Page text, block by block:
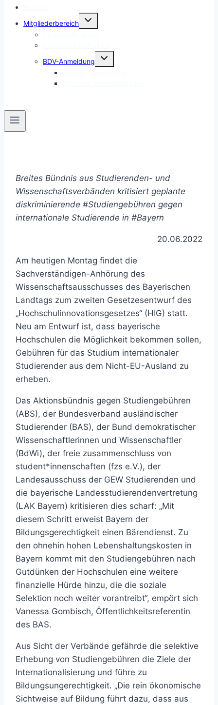
Mitgliederbereich
Untermenü
BDV-Anmeldung
Untermenü
Breites Bündnis aus Studierenden- und
Wissenschaftsverbänden kritisiert geplante
diskriminierende #Studiengebühren gegen
internationale Studierende in #Bayern
20.06.2022
Am heutigen Montag findet die
Sachverständigen-Anhörung des
Wissenschaftsausschusses des Bayerischen
Landtags zum zweiten Gesetzesentwurf des
„Hochschulinnovationsgesetzes“ (HIG) statt.
Neu am Entwurf ist, dass bayerische
Hochschulen die Möglichkeit bekommen sollen,
Gebühren für das Studium internationaler
Studierender aus dem Nicht-EU-Ausland zu
erheben.
Das Aktionsbündnis gegen Studiengebühren
(ABS), der Bundesverband ausländischer
Studierender (BAS), der Bund demokratischer
Wissenschaftlerinnen und Wissenschaftler
(BdWi), der freie zusammenschluss von
student*innenschaften (fzs e.V.), der
Landesausschuss der GEW Studierenden und
die bayerische Landesstudierendenvertretung
(LAK Bayern) kritisieren dies scharf: „Mit
diesem Schritt erweist Bayern der
Bildungsgerechtigkeit einen Bärendienst. Zu
den ohnehin hohen Lebenshaltungskosten in
Bayern kommt mit den Studiengebühren nach
Gutdünken der Hochschulen eine weitere
finanzielle Hürde hinzu, die die soziale
Selektion noch weiter vorantreibt“, empört sich
Vanessa Gombisch, Öffentlichkeitsreferentin
des BAS.
Aus Sicht der Verbände gefährde die selektive
Erhebung von Studiengebühren die Ziele der
Internationalisierung und führe zu
Bildungsungerechtigkeit. „Die rein ökonomische
Sichtweise auf Bildung führt dazu, dass aus